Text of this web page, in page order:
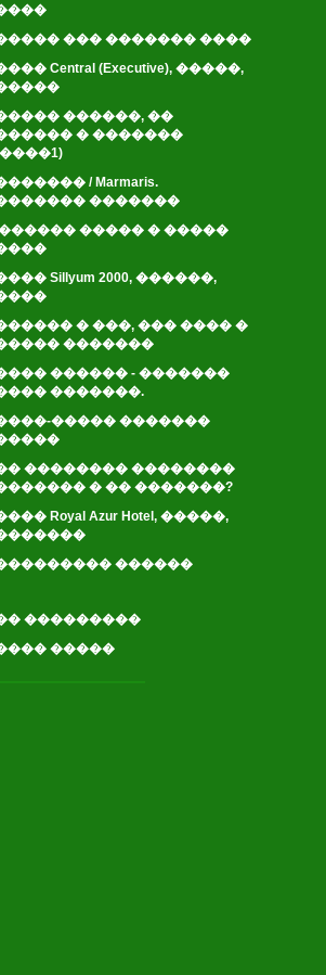
��� ������� ����
Central (Executive), �����,
������, ��
� �������
/ Marmaris.
�������
����� � �����
Sillyum 2000, ������,
� ���, ��� ���� �
�������
������ - �������
�������.
����� �������
�������� ��������
� �� �������?
Royal Azur Hotel, �����,
������
���������
�����